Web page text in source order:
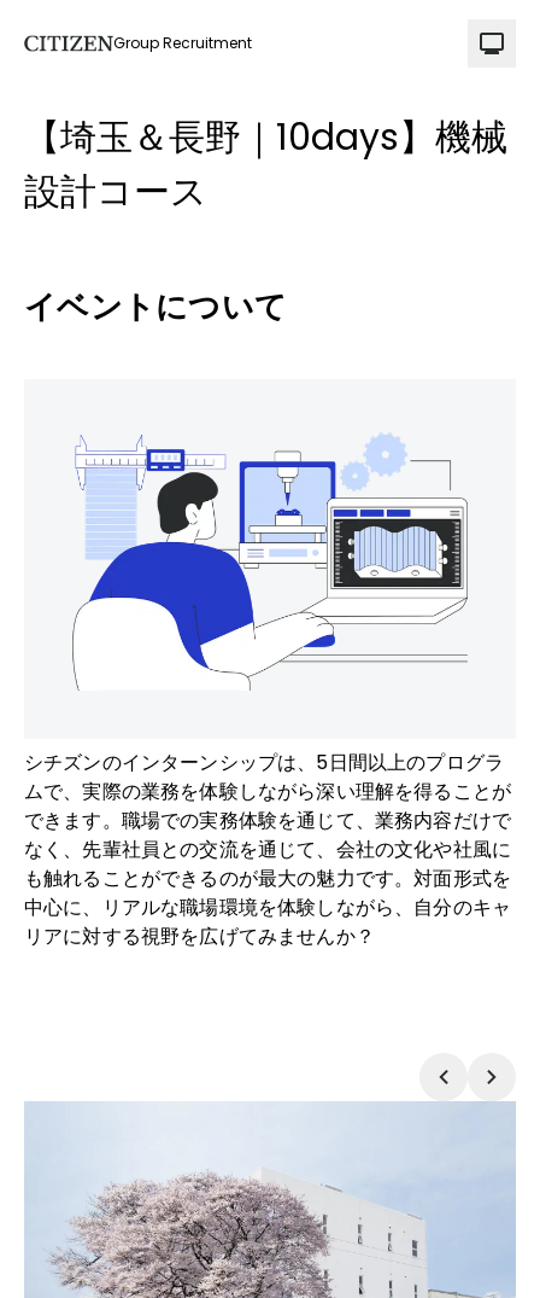
Group Recruitment
【埼玉＆長野｜10days】機械
設計コース
イベントについて
シチズンのインターンシップは、5日間以上のプログラ
ムで、実際の業務を体験しながら深い理解を得ることが
できます。職場での実務体験を通じて、業務内容だけで
なく、先輩社員との交流を通じて、会社の文化や社風に
も触れることができるのが最大の魅力です。対面形式を
中心に、リアルな職場環境を体験しながら、自分のキャ
リアに対する視野を広げてみませんか？